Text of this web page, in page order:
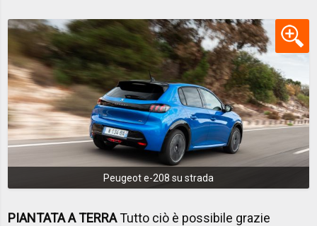
Peugeot e-208 su strada
PIANTATA A TERRATutto ciò è possibile grazie